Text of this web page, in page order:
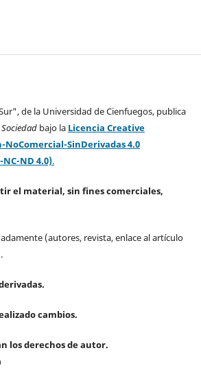
de la Universidad de Cienfuegos, publica
bajo la Licencia Creative
SinDerivadas 4.0
ND 4.0).
el material, sin fines comerciales,
(autores, revista, enlace al artículo
cambios.
los derechos de autor.